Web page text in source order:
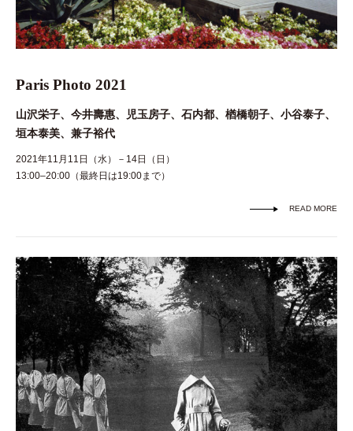
Paris Photo 2021
山沢栄子、今井壽惠、児玉房子、石内都、楢橋朝子、小谷泰子、
垣本泰美、兼子裕代
2021年11月11日（水）－14日（日）
13:00–20:00（最終日は19:00まで）
READ MORE